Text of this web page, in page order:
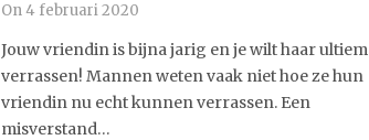
On4 februari 2020
Jouw vriendin is bijna jarig en je wilt haar ultiem
verrassen! Mannen weten vaak niet hoe ze hun
vriendin nu echt kunnen verrassen. Een
misverstand…